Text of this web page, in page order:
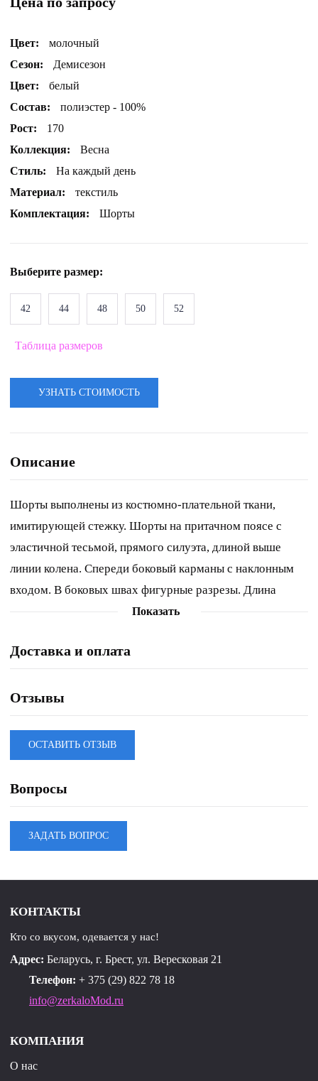
Цвет:
молочный
Сезон:
Демисезон
Цвет:
белый
Состав:
полиэстер - 100%
Рост:
170
Коллекция:
Весна
Стиль:
На каждый день
Материал:
текстиль
Комплектация:
Шорты
Выберите размер:
42 44 48 50 52
Таблица размеров
УЗНАТЬ СТОИМОСТЬ
Описание
Шорты выполнены из костюмно-плательной ткани,
имитирующей стежку. Шорты на притачном поясе с
эластичной тесьмой, прямого силуэта, длиной выше
линии колена. Спереди боковый карманы с наклонным
входом. В боковых швах фигурные разрезы. Длина
шорт: р.42-46 - 44 см, р.48-52 - 46,5 см. 42 44 46 48 50
Объем по талии 66 70 74 78 82 86 Объем по бедрам 102
Показать
Доставка и оплата
Отзывы
ОСТАВИТЬ ОТЗЫВ
Вопросы
ЗАДАТЬ ВОПРОС
КОНТАКТЫ
Кто со вкусом, одевается у нас!
Адрес: Беларусь, г. Брест, ул. Вересковая 21
Телефон: + 375 (29) 822 78 18
info@zerkaloMod.ru
КОМПАНИЯ
О нас